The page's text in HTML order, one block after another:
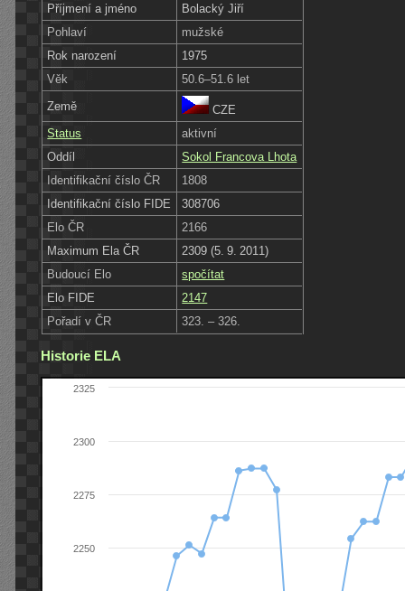
Příjmení a jméno
Bolacký Jiří
Pohlaví
mužské
Rok narození
1975
Věk
50.6–51.6 let
Země
CZE
Status
aktivní
Oddíl
Sokol Francova Lhota
Identifikační číslo ČR
1808
Identifikační číslo FIDE
308706
Elo ČR
2166
Maximum Ela ČR
2309 (5. 9. 2011)
Budoucí Elo
spočítat
Elo FIDE
2147
Pořadí v ČR
323. – 326.
Historie ELA
2250
2275
2300
2325